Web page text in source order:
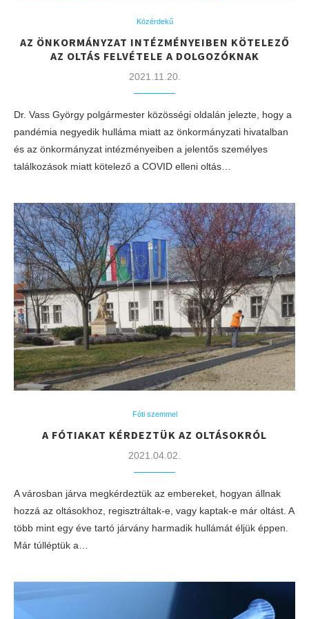
Közérdekű
AZ ÖNKORMÁNYZAT INTÉZMÉNYEIBEN KÖTELEZŐ
AZ OLTÁS FELVÉTELE A DOLGOZÓKNAK
2021.11.20.
Dr. Vass György polgármester közösségi oldalán jelezte, hogy a
pandémia negyedik hulláma miatt az önkormányzati hivatalban
és az önkormányzat intézményeiben a jelentős személyes
találkozások miatt kötelező a COVID elleni oltás…
Fóti szemmel
A FÓTIAKAT KÉRDEZTÜK AZ OLTÁSOKRÓL
2021.04.02.
A városban járva megkérdeztük az embereket, hogyan állnak
hozzá az oltásokhoz, regisztráltak-e, vagy kaptak-e már oltást. A
több mint egy éve tartó járvány harmadik hullámát éljük éppen.
Már túlléptük a…